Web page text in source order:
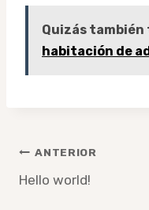
Quizás
habitación de
Navegación
de
ANTERIOR
Hello world!